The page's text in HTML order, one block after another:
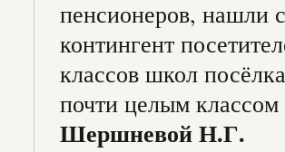
пенсионеров, нашли
контингент
классов школ
почти целым
Шершневой Н.Г.